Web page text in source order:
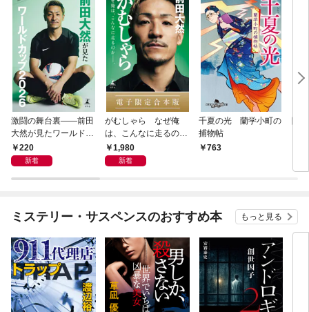
激闘の舞台裏――前田
大然が見たワールドカ
ップ2026
220
新着
がむしゃら なぜ俺
は、こんなに走るのか
——。【電子限定合本
版】
1,980
新着
千夏の光 蘭学小町の
捕物帖
763
降
ミステリー・サスペンスのおすすめ本 もっと見る